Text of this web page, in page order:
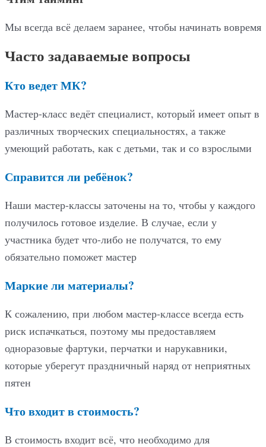
Мы всегда всё делаем заранее, чтобы начинать вовремя
Часто задаваемые вопросы
Кто ведет МК?
Мастер-класс ведёт специалист, который имеет опыт в
различных творческих специальностях, а также
умеющий работать, как с детьми, так и со взрослыми
Справится ли ребёнок?
Наши мастер-классы заточены на то, чтобы у каждого
получилось готовое изделие. В случае, если у
участника будет что-либо не получатся, то ему
обязательно поможет мастер
Маркие ли материалы?
К сожалению, при любом мастер-классе всегда есть
риск испачкаться, поэтому мы предоставляем
одноразовые фартуки, перчатки и нарукавники,
которые уберегут праздничный наряд от неприятных
пятен
Что входит в стоимость?
В стоимость входит всё, что необходимо для